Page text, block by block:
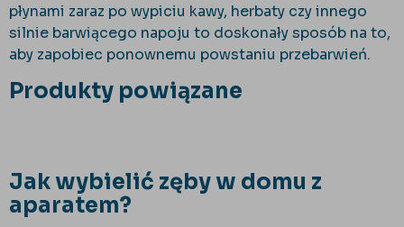
płynami zaraz po wypiciu kawy, herbaty czy innego
silnie barwiącego napoju to doskonały sposób na to,
aby zapobiec ponownemu powstaniu przebarwień.
Produkty powiązane
Jak wybielić zęby w domu z
aparatem?